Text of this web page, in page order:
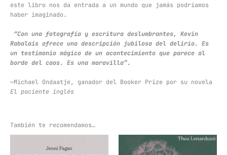
este libro nos da entrada a un mundo que jamás podríamos
haber imaginado.
“Con una fotografía y escritura deslumbrantes, Kevin
Rabalais ofrece una descripción jubilosa del delirio. Es
un testimonio mágico de un acontecimiento que parece al
borde del caos. Es una maravilla”.
—Michael Ondaatje, ganador del Booker Prize por su novela
El paciente inglés
También te recomendamos…